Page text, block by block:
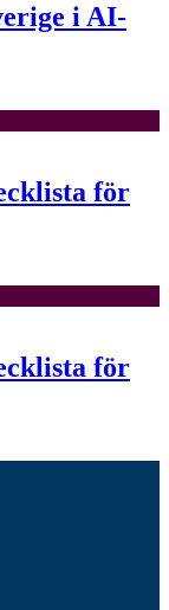
i AI-
för
för